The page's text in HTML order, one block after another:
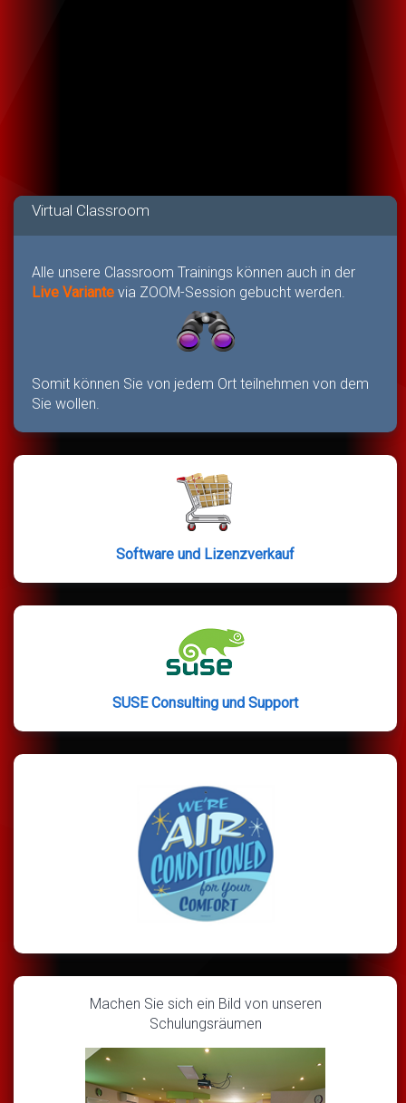
Virtual Classroom
Alle unsere Classroom Trainings können auch in der
Live Variante via ZOOM-Session gebucht werden.
Somit können Sie von jedem Ort teilnehmen von dem
Sie wollen.
Software und Lizenzverkauf
SUSE Consulting und Support
Machen Sie sich ein Bild von unseren
Schulungsräumen